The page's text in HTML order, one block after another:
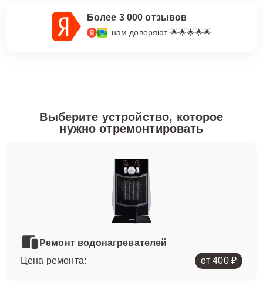
Более 3 000 отзывов
нам доверяют 🌟🌟🌟🌟🌟
Выберите устройство, которое
нужноотремонтировать
Ремонт водонагревателей
Цена ремонта:
от 400 ₽